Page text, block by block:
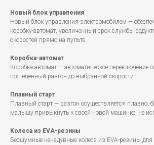
Новый блок управления
Новый блок управления электромобилем —
коробку-автомат, увеличенный срок службы
скоростей прямо на пульте.
Коробка-автомат
Коробка-автомат — автоматическое переключение
постепенный разгон до выбранной скорости.
Плавный старт
Плавный старт — разгон осуществляется плавно,
малышу привыкнуть к своей новой машинке, не
Колеса из EVA-резины
Бесшумные ненадувные колеса из EVA-резины